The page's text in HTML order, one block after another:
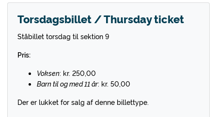
Torsdagsbillet / Thursday ticket
Ståbillet torsdag til sektion 9
Pris:
Voksen: kr. 250,00
Barn til og med 11 år: kr. 50,00
Der er lukket for salg af denne billettype.